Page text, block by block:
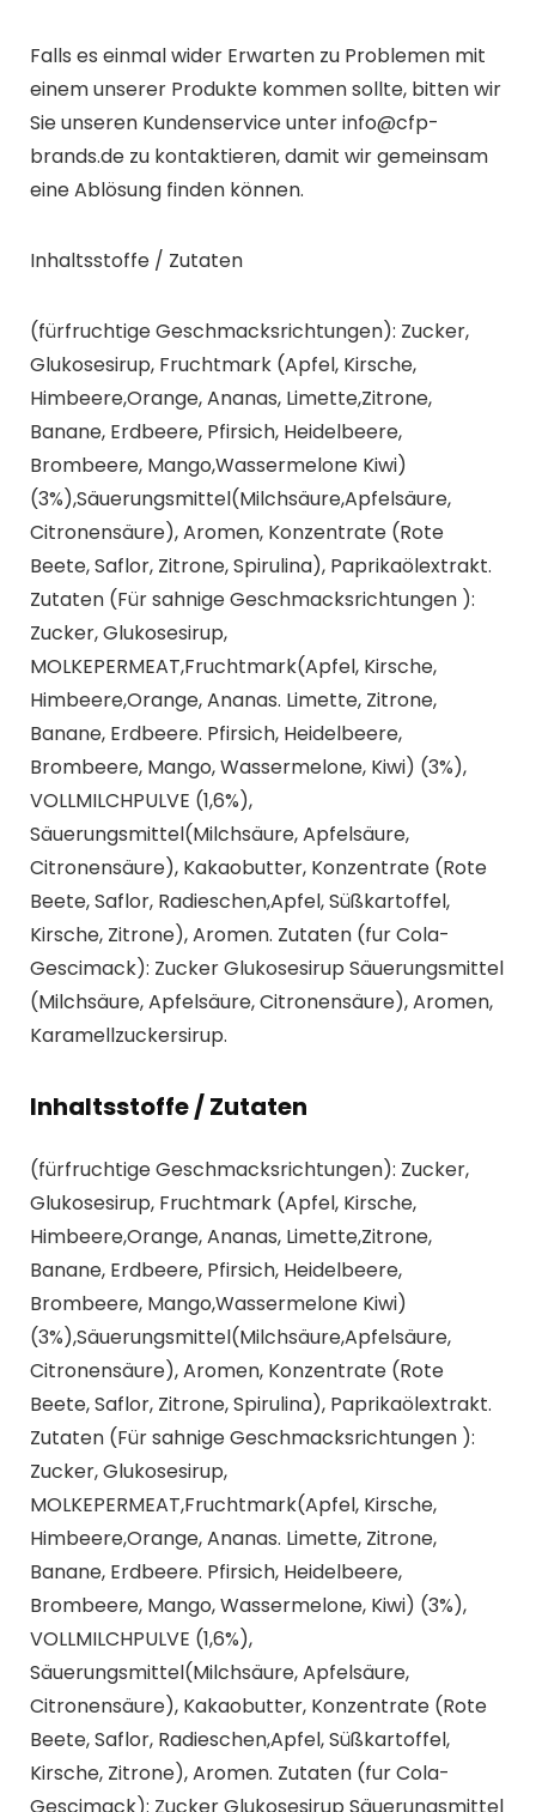
Falls es einmal wider Erwarten zu Problemen mit
einem unserer Produkte kommen sollte, bitten wir
Sie unseren Kundenservice unter info@cfp-
brands.de zu kontaktieren, damit wir gemeinsam
eine Ablösung finden können.
Inhaltsstoffe / Zutaten
(fürfruchtige Geschmacksrichtungen): Zucker,
Glukosesirup, Fruchtmark (Apfel, Kirsche,
Himbeere,Orange, Ananas, Limette,Zitrone,
Banane, Erdbeere, Pfirsich, Heidelbeere,
Brombeere, Mango,Wassermelone Kiwi)
(3%),Säuerungsmittel(Milchsäure,Apfelsäure,
Citronensäure), Aromen, Konzentrate (Rote
Beete, Saflor, Zitrone, Spirulina), Paprikaölextrakt.
Zutaten (Für sahnige Geschmacksrichtungen ):
Zucker, Glukosesirup,
MOLKEPERMEAT,Fruchtmark(Apfel, Kirsche,
Himbeere,Orange, Ananas. Limette, Zitrone,
Banane, Erdbeere. Pfirsich, Heidelbeere,
Brombeere, Mango, Wassermelone, Kiwi) (3%),
VOLLMILCHPULVE (1,6%),
Säuerungsmittel(Milchsäure, Apfelsäure,
Citronensäure), Kakaobutter, Konzentrate (Rote
Beete, Saflor, Radieschen,Apfel, Süßkartoffel,
Kirsche, Zitrone), Aromen. Zutaten (fur Cola-
Gescimack): Zucker Glukosesirup Säuerungsmittel
(Milchsäure, Apfelsäure, Citronensäure), Aromen,
Karamellzuckersirup.
Inhaltsstoffe / Zutaten
(fürfruchtige Geschmacksrichtungen): Zucker,
Glukosesirup, Fruchtmark (Apfel, Kirsche,
Himbeere,Orange, Ananas, Limette,Zitrone,
Banane, Erdbeere, Pfirsich, Heidelbeere,
Brombeere, Mango,Wassermelone Kiwi)
(3%),Säuerungsmittel(Milchsäure,Apfelsäure,
Citronensäure), Aromen, Konzentrate (Rote
Beete, Saflor, Zitrone, Spirulina), Paprikaölextrakt.
Zutaten (Für sahnige Geschmacksrichtungen ):
Zucker, Glukosesirup,
MOLKEPERMEAT,Fruchtmark(Apfel, Kirsche,
Himbeere,Orange, Ananas. Limette, Zitrone,
Banane, Erdbeere. Pfirsich, Heidelbeere,
Brombeere, Mango, Wassermelone, Kiwi) (3%),
VOLLMILCHPULVE (1,6%),
Säuerungsmittel(Milchsäure, Apfelsäure,
Citronensäure), Kakaobutter, Konzentrate (Rote
Beete, Saflor, Radieschen,Apfel, Süßkartoffel,
Kirsche, Zitrone), Aromen. Zutaten (fur Cola-
Gescimack): Zucker Glukosesirup Säuerungsmittel